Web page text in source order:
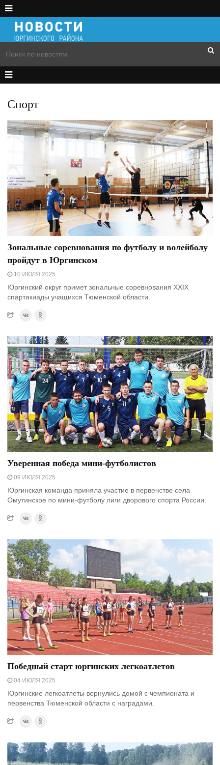
Спорт
Зональные соревнования по футболу и волейболу
пройдут в Юргинском
10 ИЮЛЯ 2025
Юргинский округ примет зональные соревнования XXIX
спартакиады учащихся Тюменской области.
Уверенная победа мини-футболистов
09 ИЮЛЯ 2025
Юргинская команда приняла участие в первенстве села
Омутинское по мини-футболу лиги дворового спорта России.
Победный старт юргинских легкоатлетов
04 ИЮЛЯ 2025
Юргинские легкоатлеты вернулись домой с чемпионата и
первенства Тюменской области с наградами.